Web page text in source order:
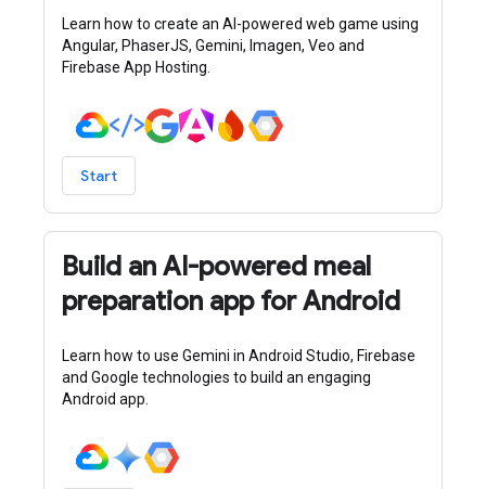
Learn how to create an AI-powered web game using
Angular, PhaserJS, Gemini, Imagen, Veo and
Firebase App Hosting.
Start
Build an AI-powered meal
preparation app for Android
Learn how to use Gemini in Android Studio, Firebase
and Google technologies to build an engaging
Android app.